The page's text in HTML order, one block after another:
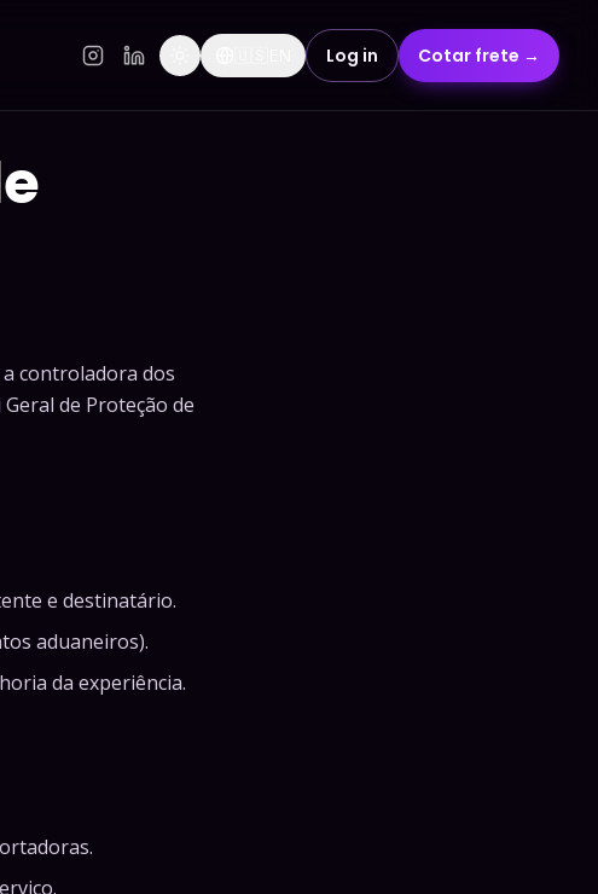
Log in Cotar frete →
a controladora dos
de Proteção de
e destinatário.
aduaneiros).
da experiência.